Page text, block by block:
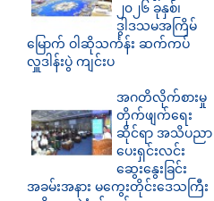
၂၀၂၆ ခုနှစ်၊
ဒွါဒသမအကြိမ်
မြောက် ဝါဆိုသင်္ကန်း ဆက်ကပ်
လှူဒါန်းပွဲ ကျင်းပ
အဂတိလိုက်စားမှု
တိုက်ဖျက်ရေး
ဆိုင်ရာ အသိပညာ
ပေးရှင်းလင်း
ဆွေးနွေးခြင်း
အခမ်းအနား မကွေးတိုင်းဒေသကြီး